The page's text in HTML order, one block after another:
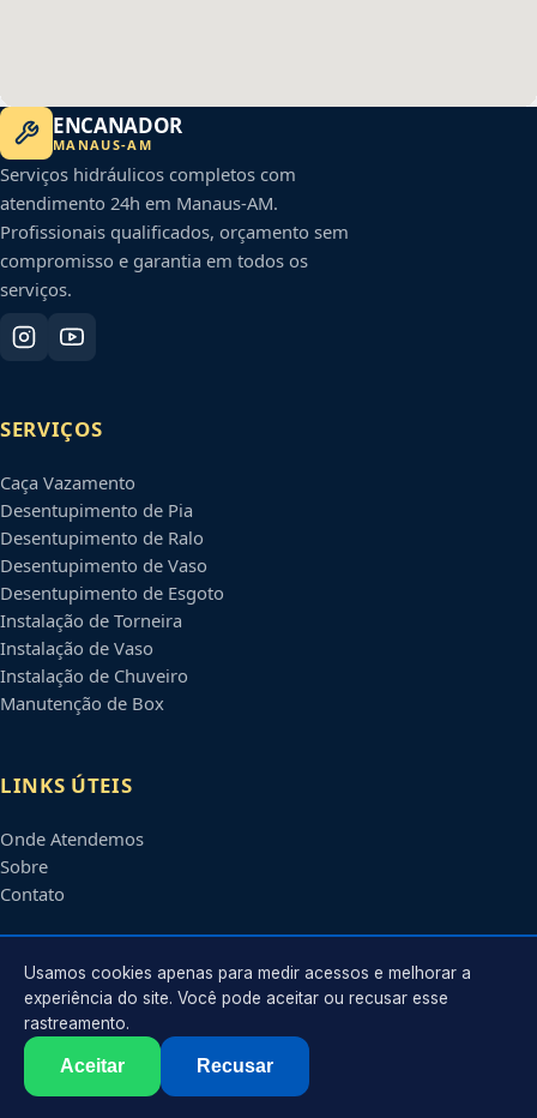
ENCANADOR
MANAUS-AM
Serviços hidráulicos completos com
atendimento 24h em Manaus-AM.
Profissionais qualificados, orçamento sem
compromisso e garantia em todos os
serviços.
SERVIÇOS
Caça Vazamento
Desentupimento de Pia
Desentupimento de Ralo
Desentupimento de Vaso
Desentupimento de Esgoto
Instalação de Torneira
Instalação de Vaso
Instalação de Chuveiro
Manutenção de Box
LINKS ÚTEIS
Onde Atendemos
Sobre
Contato
CONTATO
Atendimento em
contato@encanadoremmanaus.com.br
2026 Encanador emManaus
. Todos os direitos reservados.
Usamos cookies apenas para medir acessos e melhorar a
experiência do site. Você pode aceitar ou recusar esse
rastreamento.
Aceitar Recusar